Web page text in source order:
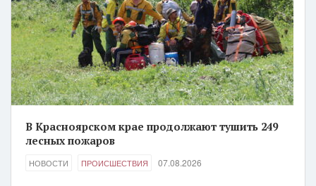
В Красноярском крае продолжают тушить 249
лесных пожаров
НОВОСТИ ПРОИСШЕСТВИЯ 07.08.2026